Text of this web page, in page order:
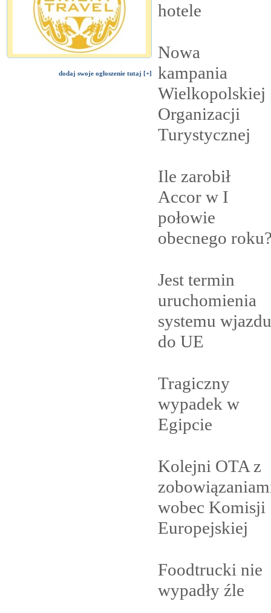
dodaj swoje ogłoszenie tutaj [+]
hotele
Nowa
kampania
Wielkopolskiej
Organizacji
Turystycznej
Ile zarobił
Accor w I
połowie
obecnego
Jest termin
uruchomienia
systemu wjazdu
do UE
Tragiczny
wypadek w
Egipcie
Kolejni OTA z
wobec Komisji
Europejskiej
Foodtrucki nie
wypadły źle